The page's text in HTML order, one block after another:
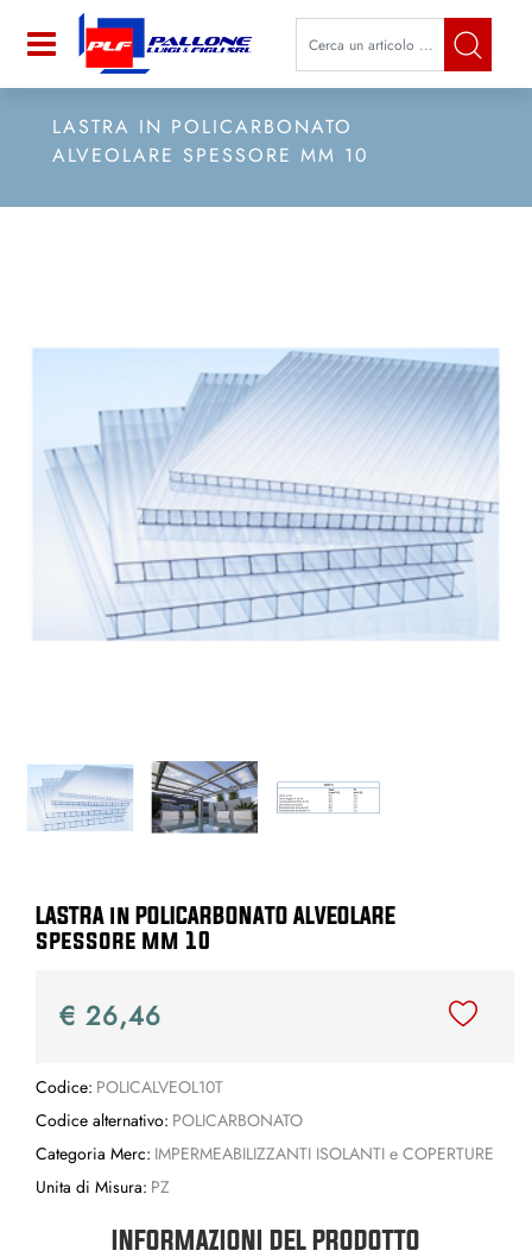
Open La modifica di un filtro
LASTRA IN POLICARBONATO
ALVEOLARE SPESSORE MM 10
LASTRA in POLICARBONATO ALVEOLARE
spessore mm 10
€ 26,46
Codice: POLICALVEOL10T
Codice alternativo: POLICARBONATO
Categoria Merc: IMPERMEABILIZZANTI ISOLANTI e COPERTURE
Unita di Misura: PZ
INFORMAZIONI DEL PRODOTTO